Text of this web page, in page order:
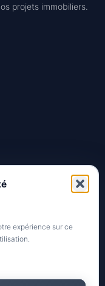
expérience sur ce
projets immobiliers.